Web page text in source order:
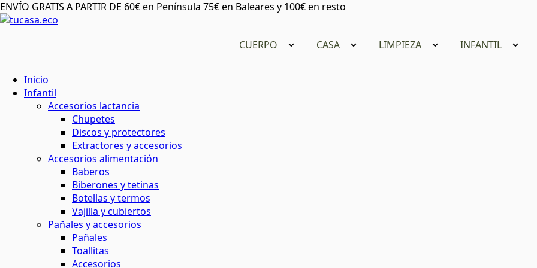
ENVÍO GRATIS A PARTIR DE 60€ en Península 75€ en Baleares y 100€ en resto
CUERPO CASA LIMPIEZA INFANTIL
Inicio
Infantil
Accesorios lactancia
Chupetes
Discos y protectores
Extractores y accesorios
Accesorios alimentación
Baberos
Biberones y tetinas
Botellas y termos
Vajilla y cubiertos
Pañales y accesorios
Pañales
Toallitas
Accesorios